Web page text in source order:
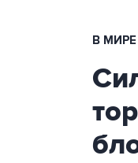
В МИРЕ